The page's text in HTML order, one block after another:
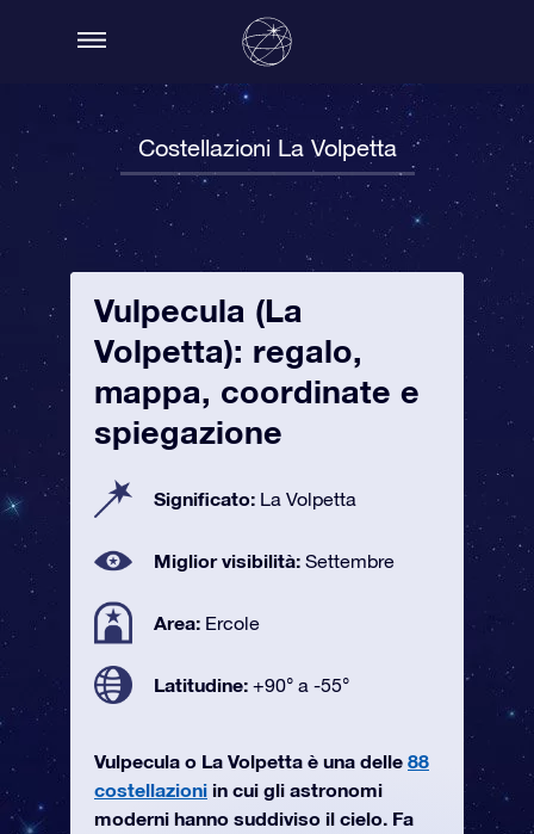
Costellazioni La Volpetta
Vulpecula (La
Volpetta): regalo,
mappa, coordinate e
spiegazione
Significato: La Volpetta
Miglior visibilità: Settembre
Area: Ercole
Latitudine: +90° a -55°
Vulpecula o La Volpetta è una delle 88
costellazioni in cui gli astronomi
moderni hanno suddiviso il cielo. Fa